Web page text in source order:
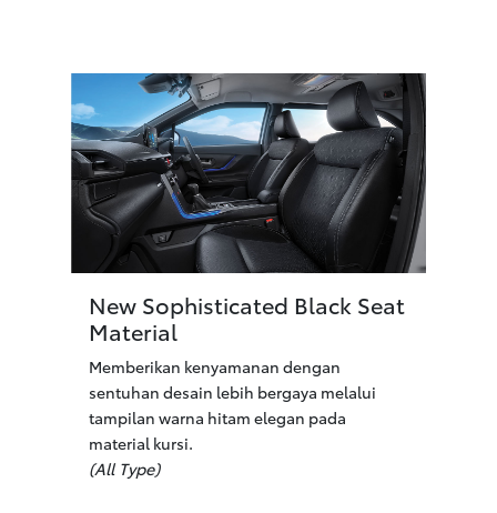
New Sophisticated Black Seat
Material
Memberikan kenyamanan dengan
sentuhan desain lebih bergaya melalui
tampilan warna hitam elegan pada
material kursi.
(All Type)